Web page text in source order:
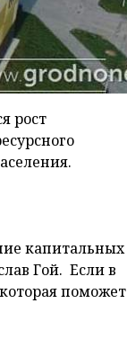
рост
капитальных
Гой. Если в
поможет